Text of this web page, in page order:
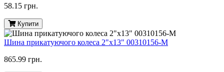
58.15 грн.
Купити
Шина прикатуючого колеса 2"х13" 00310156-M
865.99 грн.